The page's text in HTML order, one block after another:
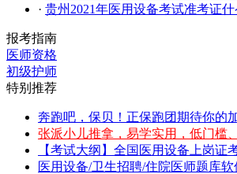
· 贵州2021年医用设备考试准考证什
报考指南
医师资格
初级护师
特别推荐
奔跑吧，保贝！正保跑团期待你的
张派小儿推拿，易学实用，低门槛
【考试大纲】全国医用设备上岗证
医用设备/卫生招聘/住院医师题库软